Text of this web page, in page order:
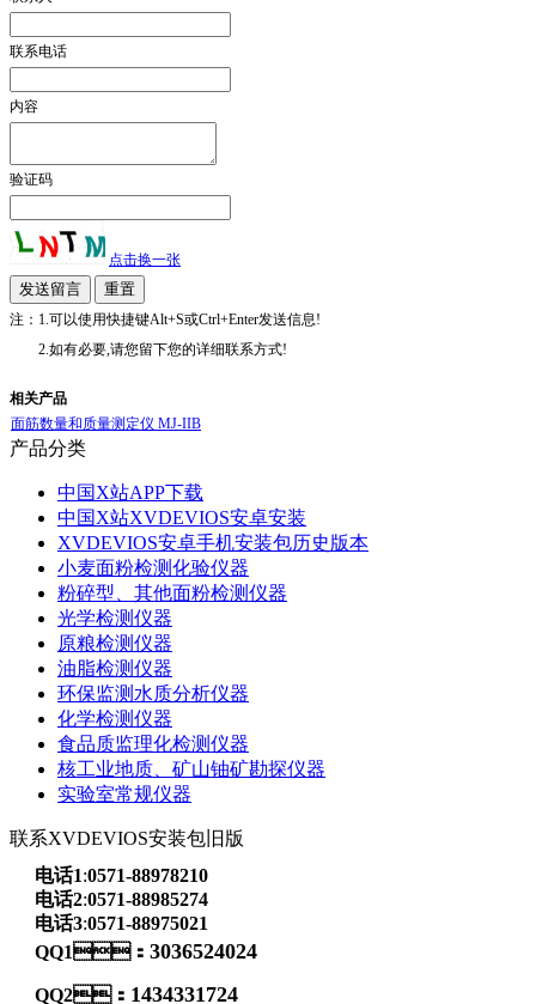
联系电话
内容
验证码
点击换一张
注：1.可以使用快捷键Alt+S或Ctrl+Enter发送信息!
2.如有必要,请您留下您的详细联系方式!
相关产品
面筋数量和质量测定仪 MJ-IIB
产品分类
中国X站APP下载
中国X站XVDEVIOS安卓安装
XVDEVIOS安卓手机安装包历史版本
小麦面粉检测化验仪器
粉碎型、其他面粉检测仪器
光学检测仪器
原粮检测仪器
油脂检测仪器
环保监测水质分析仪器
化学检测仪器
食品质监理化检测仪器
核工业地质、矿山铀矿勘探仪器
实验室常规仪器
联系XVDEVIOS安装包旧版
电话1:0571-88978210
电话2:0571-88985274
电话3:0571-88975021
QQ1： 3036524024
QQ2： 1434331724